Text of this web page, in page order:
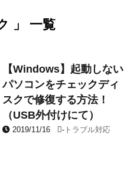
」 一覧
【Windows】起動しない
パソコンをチェックディ
スクで修復する方法！
（USB外付けにて）
2019/11/16 - トラブル対応